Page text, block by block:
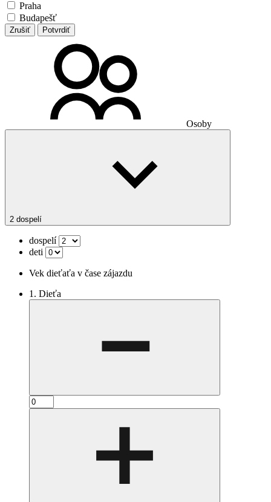
Praha
Budapešť
Zrušiť Potvrdiť
Osoby
2 dospelí
dospelí
deti
Vek dieťaťa v čase zájazdu
1. Dieťa